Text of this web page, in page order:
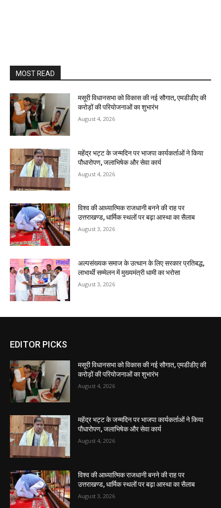
MOST READ
मसूरी विधानसभा को विकास की नई सौगात, एमडीडीए की
करोड़ों की परियोजनाओं का शुभारंभ
August 4, 2026
महेंद्र भट्ट के जन्मदिन पर भाजपा कार्यकर्ताओं ने किया
पौधारोपण, जलाभिषेक और सेवा कार्य
August 4, 2026
विश्व की आध्यात्मिक राजधानी बनने की राह पर
उत्तराखण्ड, धार्मिक स्थलों पर बढ़ा आस्था का सैलाब
August 3, 2026
अल्पसंख्यक समाज के उत्थान के लिए सरकार प्रतिबद्ध,
लाभार्थी सम्मेलन में मुख्यमंत्री धामी का भरोसा
August 3, 2026
EDITOR PICKS
मसूरी विधानसभा को विकास की नई सौगात, एमडीडीए की
करोड़ों की परियोजनाओं का शुभारंभ
August 4, 2026
महेंद्र भट्ट के जन्मदिन पर भाजपा कार्यकर्ताओं ने किया
पौधारोपण, जलाभिषेक और सेवा कार्य
August 4, 2026
विश्व की आध्यात्मिक राजधानी बनने की राह पर
उत्तराखण्ड, धार्मिक स्थलों पर बढ़ा आस्था का सैलाब
August 3, 2026